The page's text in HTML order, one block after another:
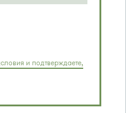
и подтверждаете,